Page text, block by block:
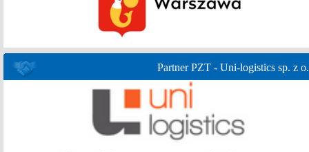
Partner PZT - Uni-logistics sp. z